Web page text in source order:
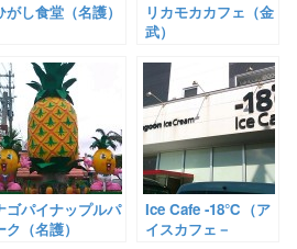
がし食堂（名護）
リカモカカフェ（金
武）
ゴパイナップルパ
ク（名護）
Ice Cafe -18℃（ア
イスカフェ－